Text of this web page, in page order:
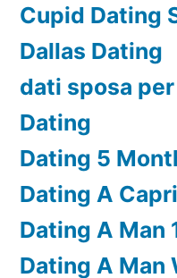
Cupid Dating
Dallas Dating
dati sposa
Dating
Dating 5
Dating A
Dating A Man
Dating A Man